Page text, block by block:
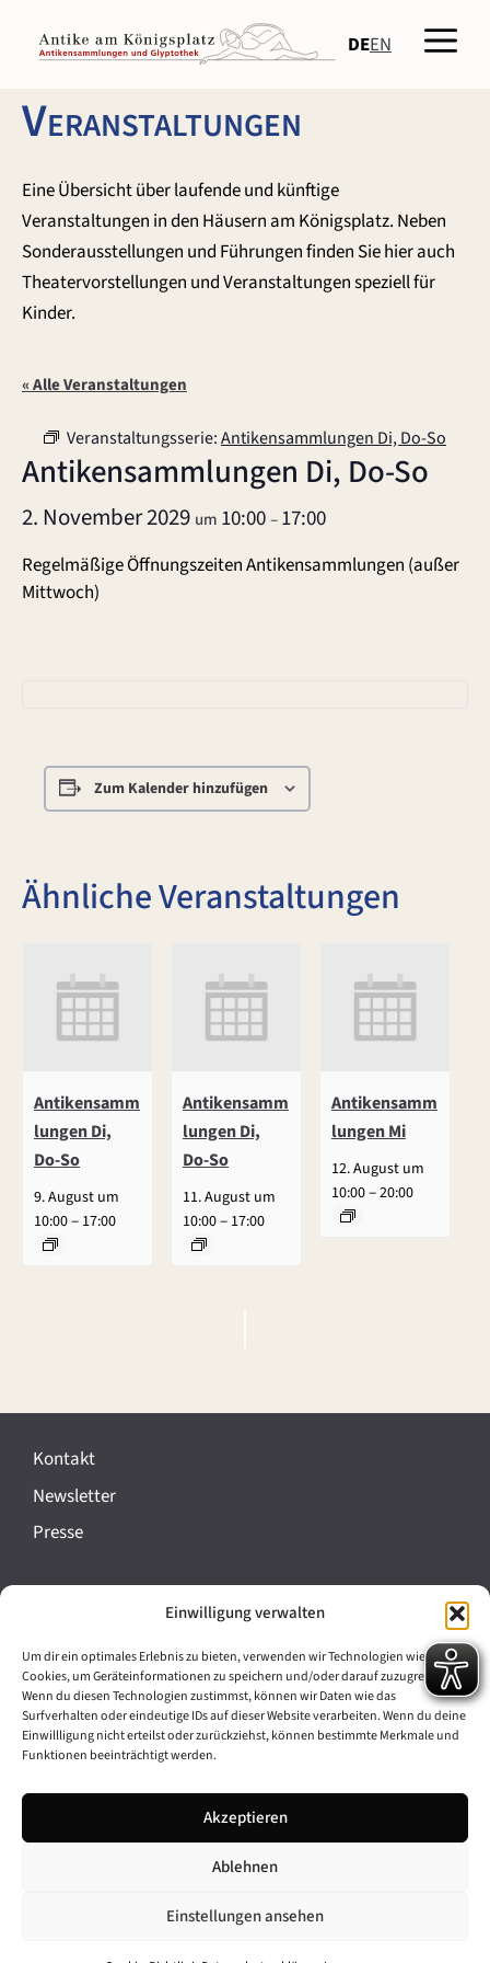
Einwilligung verwalten
Um dir ein optimales Erlebnis zu bieten, verwenden wir Technologien wie
Cookies, um Geräteinformationen zu speichern und/oder darauf zuzugreifen.
Wenn du diesen Technologien zustimmst, können wir Daten wie das
Surfverhalten oder eindeutige IDs auf dieser Website verarbeiten. Wenn du deine
Einwillligung nicht erteilst oder zurückziehst, können bestimmte Merkmale und
Funktionen beeinträchtigt werden.
Akzeptieren
Ablehnen
Einstellungen ansehen
Inhalt
springen
DEEN
Veranstaltungen
Eine Übersicht über laufende und künftige
Veranstaltungen in den Häusern am Königsplatz. Neben
Sonderausstellungen und Führungen finden Sie hier auch
Theatervorstellungen und Veranstaltungen speziell für
Kinder.
« Alle Veranstaltungen
Veranstaltungsserie:Antikensammlungen Di, Do-So
Antikensammlungen Di, Do-So
2. November 2029 um 10:00–17:00
Regelmäßige Öffnungszeiten Antikensammlungen (außer
Mittwoch)
Zum Kalender hinzufügen
Ähnliche Veranstaltungen
Antikensamm
lungen Di,
Do-So
9. August um
10:00– 17:00
Antikensamm
lungen Di,
Do-So
11. August um
10:00– 17:00
Antikensamm
lungen Mi
12. August um
10:00–20:00
e
a
n
t
l
t
u
g
-
Kontakt
Newsletter
Presse
Cookie-Richtlinie (EU)
Barrierefreiheit